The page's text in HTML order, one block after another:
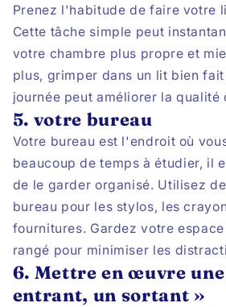
Prenez l'habitude de faire votre
Cette tâche simple peut
votre chambre plus propre et
plus, grimper dans un lit bien
journée peut améliorer la qualité
5. votre bureau
Votre bureau est l'endroit où
beaucoup de temps à étudier, il
de le garder organisé. Utilisez
bureau pour les stylos, les
fournitures. Gardez votre
rangé pour minimiser les
6. Mettre en œuvre
entrant, un sortant »